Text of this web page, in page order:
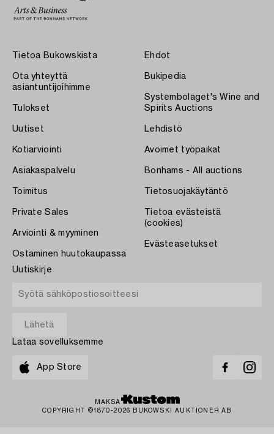
Tietoa Bukowskista
Ota yhteyttä
asiantuntijoihimme
Tulokset
Uutiset
Kotiarviointi
Asiakaspalvelu
Toimitus
Private Sales
Arviointi & myyminen
Ostaminen huutokaupassa
Ehdot
Bukipedia
Systembolaget's Wine and
Spirits Auctions
Lehdistö
Avoimet työpaikat
Bonhams - All auctions
Tietosuojakäytäntö
Tietoa evästeistä
(cookies)
Evästeasetukset
Uutiskirje
Lataa sovelluksemme
App Store
MAKSA
COPYRIGHT ©1870-2026 BUKOWSKI AUKTIONER AB